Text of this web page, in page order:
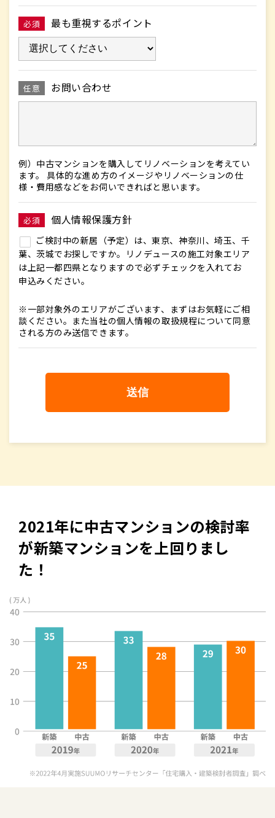
必須 最も重視するポイント
任意 お問い合わせ
例）中古マンションを購入してリノベーションを考えてい
ます。 具体的な進め方のイメージやリノベーションの仕
様・費用感などをお伺いできればと思います。
必須 個人情報保護方針
ご検討中の新居（予定）は、東京、神奈川、埼玉、千
葉、茨城でお探しですか。リノデュースの施工対象エリア
は上記一都四県となりますので必ずチェックを入れてお
申込みください。
※一部対象外のエリアがございます、まずはお気軽にご相
談ください。また当社の個人情報の取扱規程について同意
される方のみ送信できます。
2021年に中古マンションの検討率
が新築マンションを上回りまし
た！